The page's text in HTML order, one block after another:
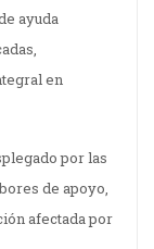
ayuda
en
por las
de apoyo,
afectada por